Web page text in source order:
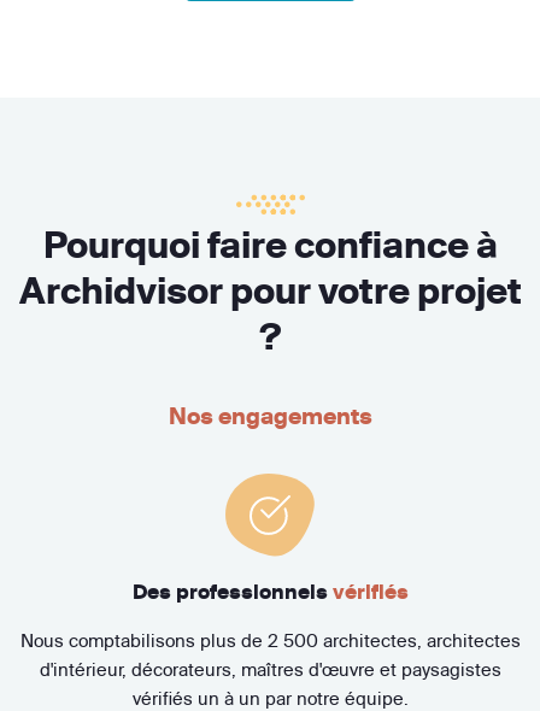
Pourquoi faire confiance à
Archidvisor pour votre projet
?
Nos engagements
Des professionnels vérifiés
Nous comptabilisons plus de 2 500 architectes, architectes
d'intérieur, décorateurs, maîtres d'œuvre et paysagistes
vérifiés un à un par notre équipe.